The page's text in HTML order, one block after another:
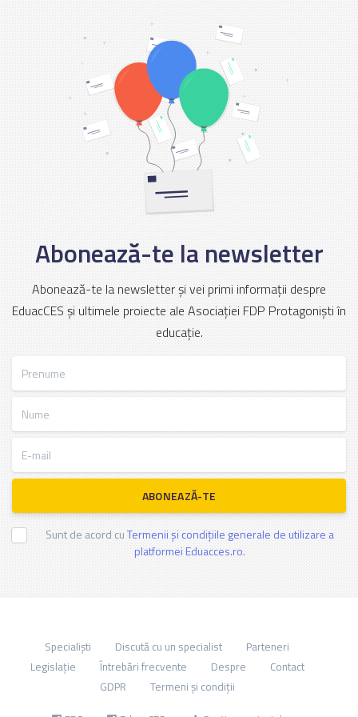
Abonează-te la newsletter
Abonează-te la newsletter și vei primi informații despre
EduacCES și ultimele proiecte ale Asociației FDP Protagoniști în
educație.
ABONEAZĂ-TE
Sunt de acord cuTermenii și condițiile generale de utilizare a
platformei Eduacces.ro.
Specialiști Discută cu un specialist
Parteneri
Legislație
Întrebări frecvente Despre
Contact
GDPR
Termeni și condiții